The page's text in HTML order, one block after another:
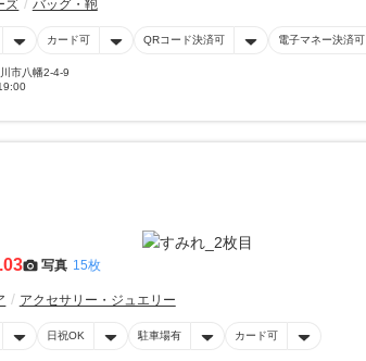
ズ バッグ・鞄
カード可 QRコード決済可 電子マネー決済可
市八幡2-4-9
写真 15枚
アクセサリー・ジュエリー
日祝OK 駐車場有 カード可